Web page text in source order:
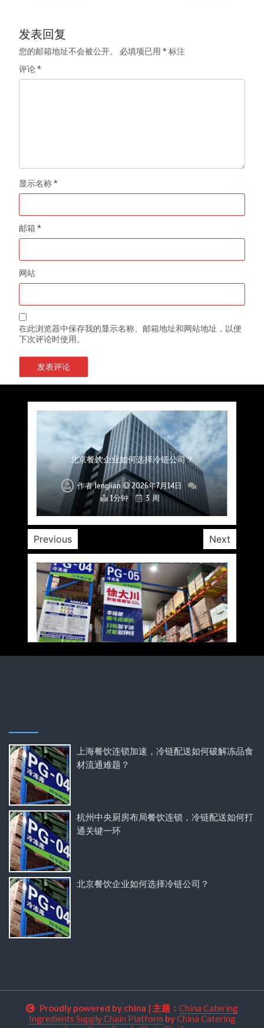
发表回复
您的邮箱地址不会被公开。 必填项已用*标注
评论*
显示名称*
邮箱*
网站
在此浏览器中保存我的显示名称、邮箱地址和网站地址，以便
下次评论时使用。
上海餐饮连锁加速，冷链配送如何破解冻品食材
流通难题？
作者lenglian
2026年7月14日
1分钟
3 周
杭州中央厨房布局餐饮连锁，冷链配送如何打通
关键一环
作者lenglian
2026年7月14日
1分钟
3 周
北京餐饮企业如何选择冷链公司？
作者lenglian
2026年7月14日
1分钟
3 周
深圳冷链物流如何护航餐饮连锁？冻品食材流通
全解析
作者lenglian
2026年7月14日
1分钟
3 周
北京餐饮仓配一体化的核心价值与落地实践解析
作者lenglian
2026年7月14日
1分钟
3 周
武汉冻品配送三要素：控温、时效、低成本如何
兼得？
作者lenglian
2026年7月14日
1分钟
3 周
重庆冷链布局解冻食材运输密码，餐饮连锁如何
稳控品质？
作者lenglian
2026年7月14日
1分钟
3 周
Previous Next
上海餐饮连锁加速，冷链配送如何破解冻品食
材流通难题？
杭州中央厨房布局餐饮连锁，冷链配送如何打
通关键一环
北京餐饮企业如何选择冷链公司？
Proudly powered by china | 主题： China Catering
Ingredients Supply Chain Platform byChina Catering